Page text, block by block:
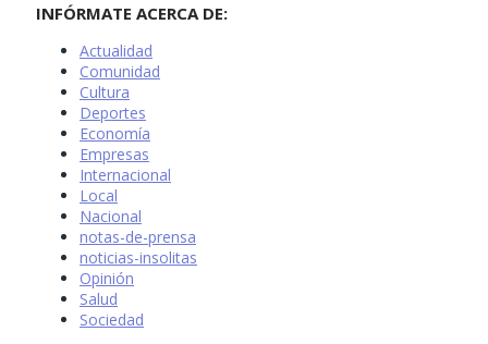
INFÓRMATE ACERCA DE:
Actualidad
Comunidad
Cultura
Deportes
Economía
Empresas
Internacional
Local
Nacional
notas-de-prensa
noticias-insolitas
Opinión
Salud
Sociedad